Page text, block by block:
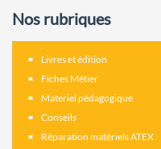
Nos rubriques
Livres et édition
Fiches Métier
Materiel pédagogique
Conseils
Réparation matériels ATEX